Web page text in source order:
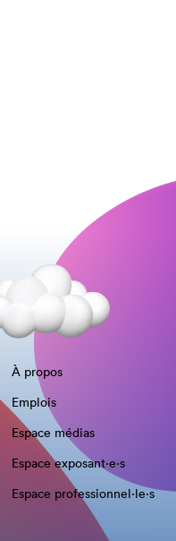
À propos
Emplois
Espace médias
Espace exposant·e⋅s
Espace professionnel·le⋅s